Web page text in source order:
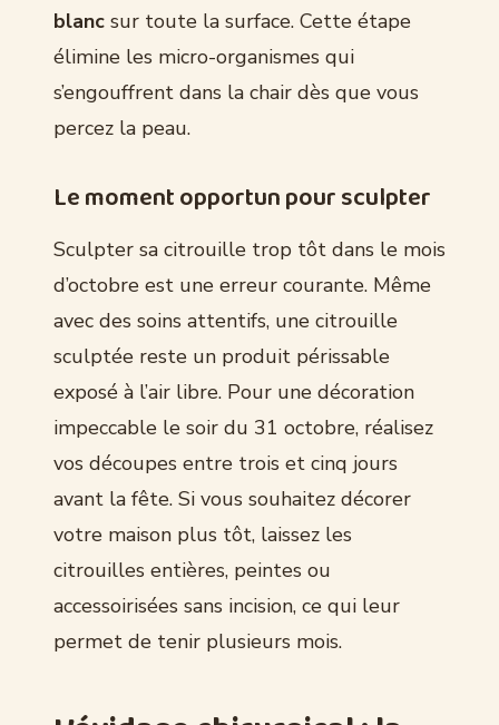
blanc sur toute la surface. Cette étape
élimine les micro-organismes qui
s’engouffrent dans la chair dès que vous
percez la peau.
Le moment opportun pour sculpter
Sculpter sa citrouille trop tôt dans le mois
d’octobre est une erreur courante. Même
avec des soins attentifs, une citrouille
sculptée reste un produit périssable
exposé à l’air libre. Pour une décoration
impeccable le soir du 31 octobre, réalisez
vos découpes entre trois et cinq jours
avant la fête. Si vous souhaitez décorer
votre maison plus tôt, laissez les
citrouilles entières, peintes ou
accessoirisées sans incision, ce qui leur
permet de tenir plusieurs mois.